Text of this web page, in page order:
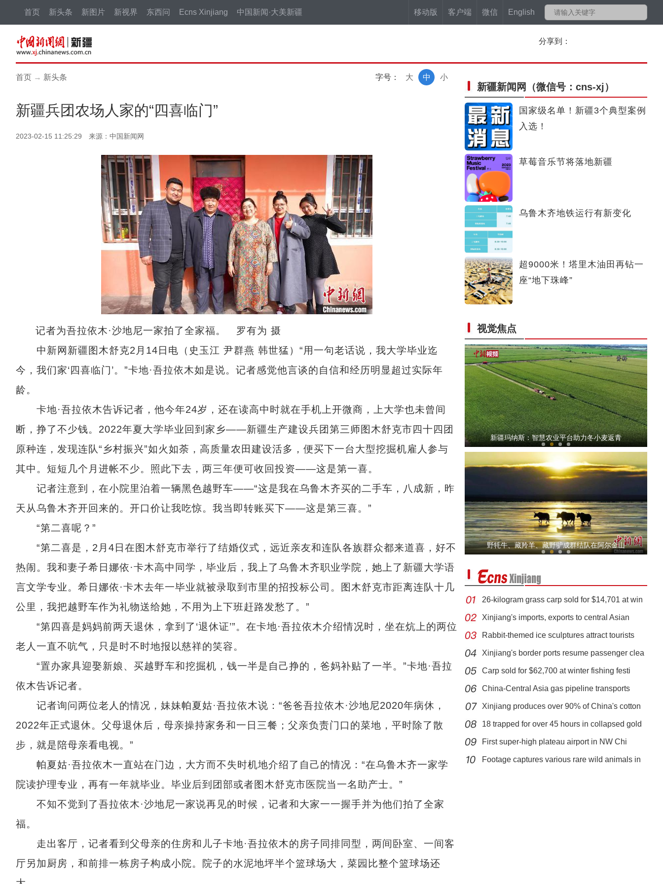
移动版 客户端 微信 English
首页 新头条 新图片 新视界 东西问 Ecns Xinjiang 中国新闻·大美新疆
分享到：
首页 → 新头条 字号： 小
中
大
新疆兵团农场人家的“四喜临门”
2023-02-15 11:25:29 来源：中国新闻网
记者为吾拉依木·沙地尼一家拍了全家福。 罗有为 摄
中新网新疆图木舒克2月14日电（史玉江 尹群燕 韩世猛）“用一句老话说，我大学毕业迄
今，我们家‘四喜临门’。”卡地·吾拉依木如是说。记者感觉他言谈的自信和经历明显超过实际年
龄。
卡地·吾拉依木告诉记者，他今年24岁，还在读高中时就在手机上开微商，上大学也未曾间
断，挣了不少钱。2022年夏大学毕业回到家乡——新疆生产建设兵团第三师图木舒克市四十四团
原种连，发现连队“乡村振兴”如火如荼，高质量农田建设活多，便买下一台大型挖掘机雇人参与
其中。短短几个月进帐不少。照此下去，两三年便可收回投资——这是第一喜。
记者注意到，在小院里泊着一辆黑色越野车——“这是我在乌鲁木齐买的二手车，八成新，昨
天从乌鲁木齐开回来的。开口价让我吃惊。我当即转账买下——这是第三喜。”
“第二喜呢？”
“第二喜是，2月4日在图木舒克市举行了结婚仪式，远近亲友和连队各族群众都来道喜，好不
热闹。我和妻子希日娜依·卡木高中同学，毕业后，我上了乌鲁木齐职业学院，她上了新疆大学语
言文学专业。希日娜依·卡木去年一毕业就被录取到市里的招投标公司。图木舒克市距离连队十几
公里，我把越野车作为礼物送给她，不用为上下班赶路发愁了。”
“第四喜是妈妈前两天退休，拿到了‘退休证’”。在卡地·吾拉依木介绍情况时，坐在炕上的两位
老人一直不吭气，只是时不时地报以慈祥的笑容。
“置办家具迎娶新娘、买越野车和挖掘机，钱一半是自己挣的，爸妈补贴了一半。”卡地·吾拉
依木告诉记者。
记者询问两位老人的情况，妹妹帕夏姑·吾拉依木说：“爸爸吾拉依木·沙地尼2020年病休，
2022年正式退休。父母退休后，母亲操持家务和一日三餐；父亲负责门口的菜地，平时除了散
步，就是陪母亲看电视。”
帕夏姑·吾拉依木一直站在门边，大方而不失时机地介绍了自己的情况：“在乌鲁木齐一家学
院读护理专业，再有一年就毕业。毕业后到团部或者图木舒克市医院当一名助产士。”
不知不觉到了吾拉依木·沙地尼一家说再见的时候，记者和大家一一握手并为他们拍了全家
福。
走出客厅，记者看到父母亲的住房和儿子卡地·吾拉依木的房子同排同型，两间卧室、一间客
厅另加厨房，和前排一栋房子构成小院。院子的水泥地坪半个篮球场大，菜园比整个篮球场还
新疆新闻网 （微信号：cns-xj）
国家级名单！新疆3个典型案例
入选！
草莓音乐节将落地新疆
乌鲁木齐地铁运行有新变化
超9000米！塔里木油田再钻一
座“地下珠峰”
视觉焦点
新疆库车市：电力大数据保障村民“菜篮子”
白俄罗斯钾肥搭乘班列经霍尔果斯销往国内
新疆玛纳斯：智慧农业平台助力冬小麦返青
新疆特克斯:冰雪初融 春意渐暖
白俄罗斯钾肥搭乘班列经霍尔果斯销往国内
野牦牛、藏羚羊、藏野驴成群结队在阿尔金山
26-kilogram grass carp sold for $14,701 at win
Xinjiang's imports, exports to central Asian
Rabbit-themed ice sculptures attract tourists
Xinjiang's border ports resume passenger clea
Carp sold for $62,700 at winter fishing festi
China-Central Asia gas pipeline transports
Xinjiang produces over 90% of China's cotton
18 trapped for over 45 hours in collapsed gold
First super-high plateau airport in NW Chi
Footage captures various rare wild animals in